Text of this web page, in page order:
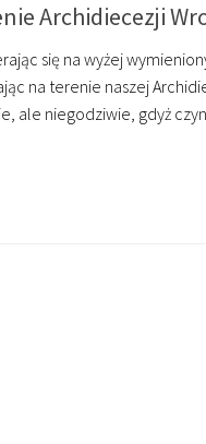
Archidiecezji
się na wyżej
na terenie naszej
ale niegodziwie, gdyż